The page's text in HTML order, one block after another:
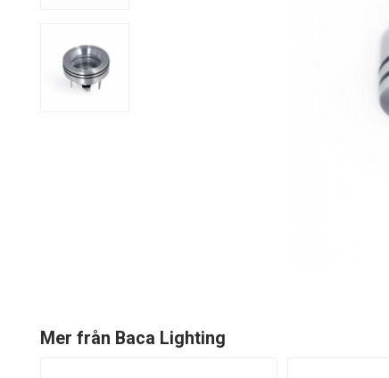
Mer från Baca Lighting